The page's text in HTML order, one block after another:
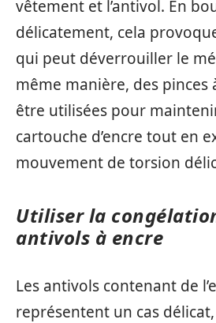
vêtement et l’antivol. En
délicatement, cela
qui peut déverrouiller le
même manière, des pinces
être utilisées pour
cartouche d’encre tout en
mouvement de torsion
Utiliser la
antivols à encre
Les antivols contenant de
représentent un cas